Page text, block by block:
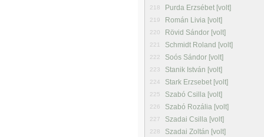
218 Purda Erzsébet [volt]
219 Román Livia [volt]
220 Rövid Sándor [volt]
221 Schmidt Roland [volt]
222 Soós Sándor [volt]
223 Stanik István [volt]
224 Stark Erzsebet [volt]
225 Szabó Csilla [volt]
226 Szabó Rozália [volt]
227 Szadai Csilla [volt]
228 Szadai Zoltán [volt]